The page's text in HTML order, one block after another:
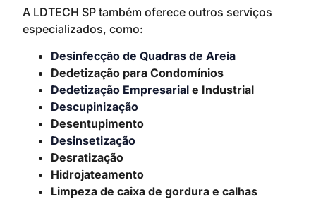
A LDTECH SP também oferece outros serviços
especializados, como:
Desinfecção de Quadras de Areia
Dedetização para Condomínios
Dedetização Empresarial e Industrial
Descupinização
Desentupimento
Desinsetização
Desratização
Hidrojateamento
Limpeza de caixa de gordura e calhas